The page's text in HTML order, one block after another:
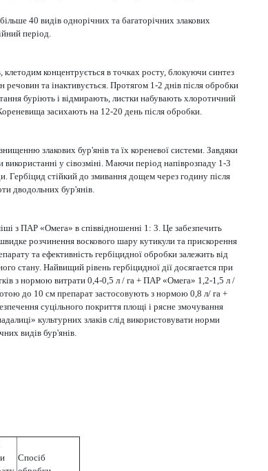
40 видів однорічних та багаторічних злакових
період.
концентрується в точках росту, блокуючи синтез
речовин та інактивується. Протягом 1-2 днів після обробки
буріють і відмирають, листки набувають хлоротичний
засихають на 12-20 день після обробки.
злакових бур'янів та їх кореневої системи. Завдяки
у сівозміні. Маючи період напіврозпаду 1-3
Гербіцид стійкий до змивання дощем через годину після
дводольних бур'янів.
з ПАР «Омега» в співвідношенні 1: 3. Це забезпечить
розчинення воскового шару кутикули та прискорення
та ефективність гербіцидної обробки залежить від
стану. Найвищий рівень гербіцидної дії досягается при
з нормою витрати 0,4-0,5 л / га + ПАР «Омега» 1,2-1,5 л /
до 10 см препарат застосовують з нормою 0,8 л/ га +
суцільного покриття площі і рясне змочування
культурних злаків слід використовувати норми
видів бур'янів.
Спосіб